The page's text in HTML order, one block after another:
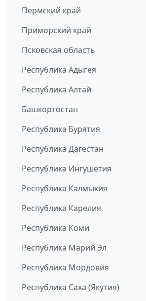
Пермский край
Приморский край
Псковская область
Республика Адыгея
Республика Алтай
Башкортостан
Республика Бурятия
Республика Дагестан
Республика Ингушетия
Республика Калмыкия
Республика Карелия
Республика Коми
Республика Марий Эл
Республика Мордовия
Республика Саха (Якутия)